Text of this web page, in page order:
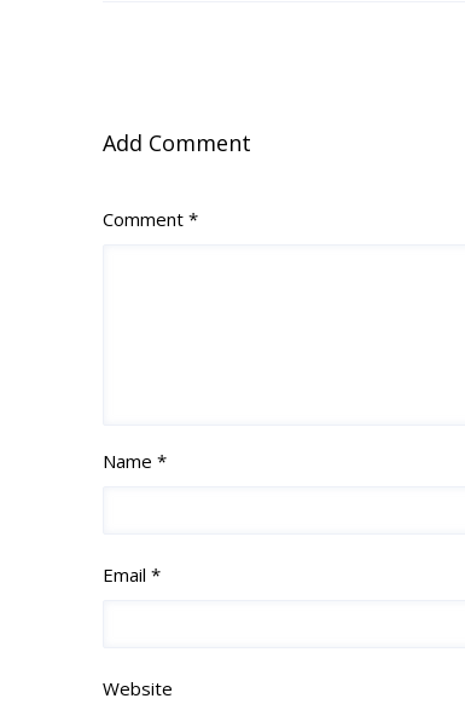
Add Comment
Comment *
Name *
Email *
Website